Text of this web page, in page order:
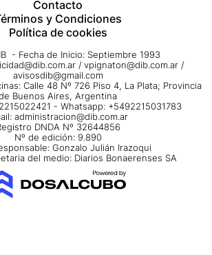
Contacto
y Condiciones
Política de cookies
- Fecha de Inicio: Septiembre 1993
/ vpignaton@dib.com.ar /
avisosdib@gmail.com
Calle 48 Nº 726 Piso 4, La Plata; Provincia
Buenos Aires, Argentina
- Whatsapp: +5492215031783
administracion@dib.com.ar
DNDA Nº 32644856
Nº de edición: 9.890
Gonzalo Julián Irazoqui
del medio: Diarios Bonaerenses SA